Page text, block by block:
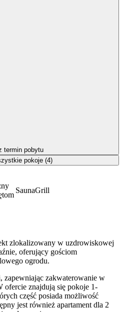
SaunaGrill
zlokalizowany w uzdrowiskowej
oferujący gościom
ogrodu.
zapewniając zakwaterowanie w
ofercie znajdują się pokoje 1-
część posiada możliwość
jest również apartament dla 2
termin pobytu
pokoje (4)